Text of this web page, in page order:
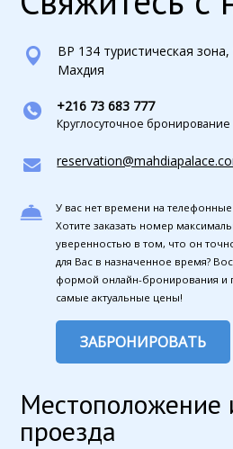
BP 134 туристическая зона,
Махдия
+216 73 683 777
Круглосуточное бронирование
У вас нет времени на телефонные
Хотите заказать номер
уверенностью в том, что он
для Вас в назначенное время?
формой онлайн-бронирования и
самые актуальные цены!
ЗАБРОНИРОВАТЬ
проезда